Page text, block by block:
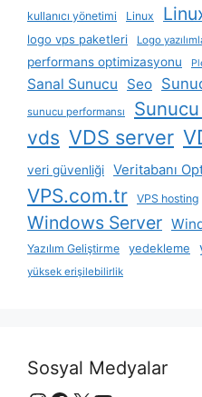
kullanıcı yönetimi Linux
logo vps paketleri Logo
performans optimizasyonu
Sanal Sunucu Seo
sunucu performansı
vds VDS server
veri güvenliği Veritabanı
VPS.com.tr VPS hosting
Windows Server
Yazılım Geliştirme yedekleme
yüksek erişilebilirlik
Sosyal Medyalar